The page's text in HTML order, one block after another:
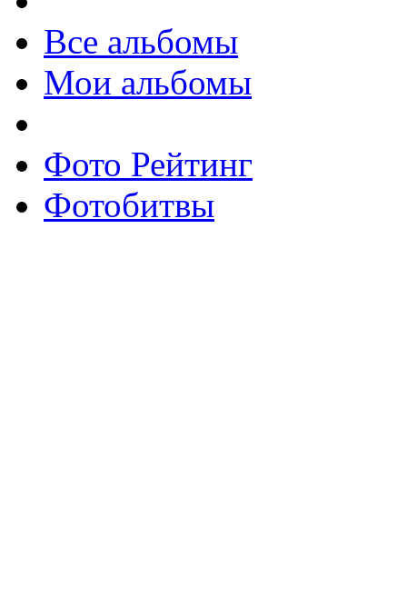
Все альбомы
Мои альбомы
Фото Рейтинг
Фотобитвы